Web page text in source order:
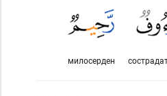
милосерден